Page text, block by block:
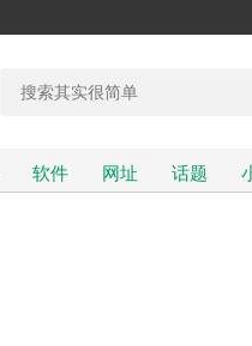
软件 网址 话题